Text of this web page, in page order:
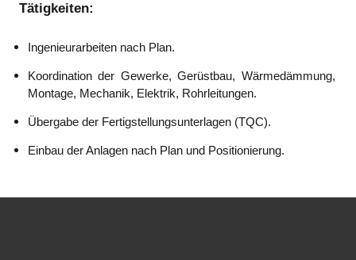
Tätigkeiten:
Ingenieurarbeiten nach Plan.
Koordination der Gewerke, Gerüstbau, Wärmedämmung,
Montage, Mechanik, Elektrik, Rohrleitungen.
Übergabe der Fertigstellungsunterlagen (TQC).
Einbau der Anlagen nach Plan und Positionierung.